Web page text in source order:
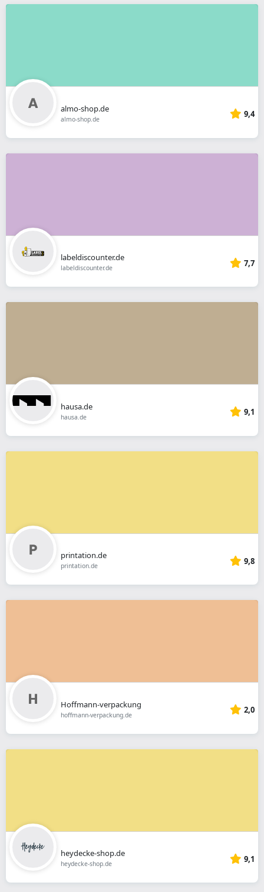
almo-shop.de
almo-shop.de 9,4
labeldiscounter.de
labeldiscounter.de 7,7
hausa.de
hausa.de 9,1
printation.de
printation.de 9,8
Hoffmann-verpackung
hoffmann-verpackung.de 2,0
heydecke-shop.de
heydecke-shop.de 9,1